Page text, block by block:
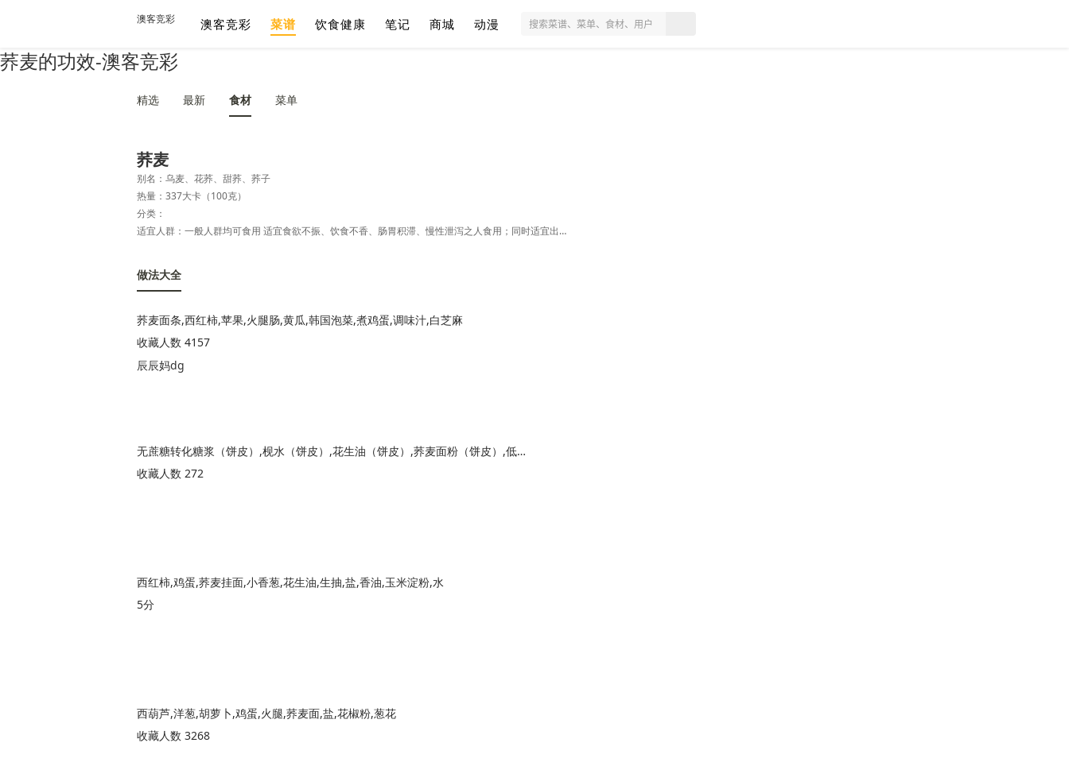
荞麦的功效-澳客竞彩
澳客竞彩 澳客竞彩 菜谱 饮食健康 笔记 商城 动漫
精选 最新 食材 菜单
荞麦
别名：乌麦、花荞、甜荞、荞子
热量：337大卡（100克）
分类：
适宜人群：一般人群均可食用 适宜食欲不振、饮食不香、肠胃积滞、慢性泄泻之人食用；同时适宜出黄汗之人和夏季痧症者、糖尿病人多食。。
做法大全
荞麦面条,西红柿,苹果,火腿肠,黄瓜,韩国泡菜,煮鸡蛋,调味汁,白芝麻
收藏人数 4157
辰辰妈dg
无蔗糖转化糖浆（饼皮）,枧水（饼皮）,花生油（饼皮）,荞麦面粉（饼皮）,低糖五仁蘸料（网上购买）,鸡蛋液
收藏人数 272
西红柿,鸡蛋,荞麦挂面,小香葱,花生油,生抽,盐,香油,玉米淀粉,水
5分
西葫芦,洋葱,胡萝卜,鸡蛋,火腿,荞麦面,盐,花椒粉,葱花
收藏人数 3268